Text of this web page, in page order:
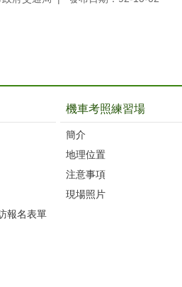
報名表單
機車考照練習場
簡介
地理位置
注意事項
現場照片